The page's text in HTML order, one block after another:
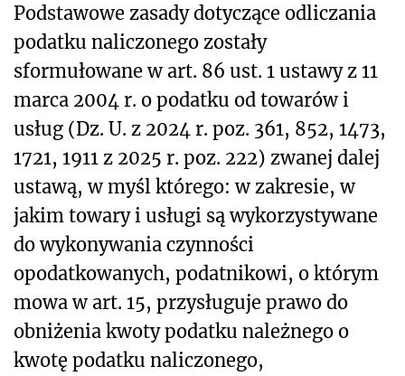
Podstawowe zasady dotyczące odliczania
podatku naliczonego zostały
sformułowane w art. 86 ust. 1 ustawy z 11
marca 2004 r. o podatku od towarów i
usług (Dz. U. z 2024 r. poz. 361, 852, 1473,
1721, 1911 z 2025 r. poz. 222) zwanej dalej
ustawą, w myśl którego: w zakresie, w
jakim towary i usługi są wykorzystywane
do wykonywania czynności
opodatkowanych, podatnikowi, o którym
mowa w art. 15, przysługuje prawo do
obniżenia kwoty podatku należnego o
kwotę podatku naliczonego,